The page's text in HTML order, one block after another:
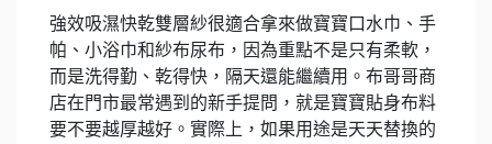
強效吸濕快乾雙層紗很適合拿來做寶寶口水巾、手
帕、小浴巾和紗布尿布，因為重點不是只有柔軟，
而是洗得勤、乾得快，隔天還能繼續用。布哥哥商
店在門市最常遇到的新手提問，就是寶寶貼身布料
要不要越厚越好。實際上，如果用途是天天替換的